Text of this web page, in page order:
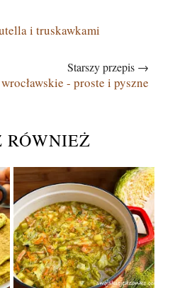
i truskawkami
Starszy przepis →
- proste i pyszne
RÓWNIEŻ